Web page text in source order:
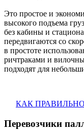
Это простое и
высокого подъема
без кабины и
передвигаются со
в простоте
ричтраками и
подходят для
КАК
Перевозчики